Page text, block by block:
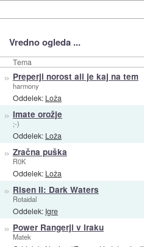
Vredno ogleda ...
Tema
» Preperji norost ali je kaj na tem
harmony
Oddelek: Loža
» Imate orožje
;-)
Oddelek: Loža
» Zračna puška
R0K
Oddelek: Loža
» Risen II: Dark Waters
Rotaidal
Oddelek: Igre
» Power Rangerji v Iraku
Matek